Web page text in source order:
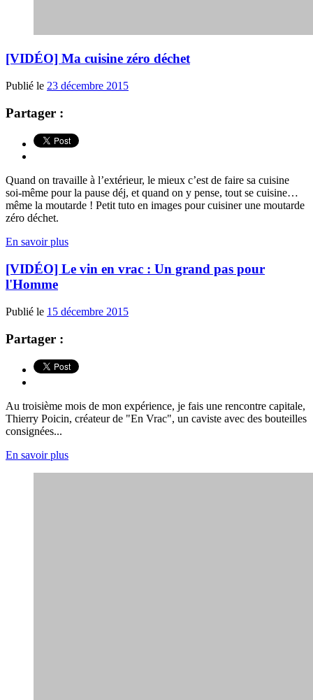
[VIDÉO] Ma cuisine zéro déchet
Publié le 23 décembre 2015
Partager :
Quand on travaille à l’extérieur, le mieux c’est de faire sa cuisine
soi-même pour la pause déj, et quand on y pense, tout se cuisine…
même la moutarde ! Petit tuto en images pour cuisiner une moutarde
zéro déchet.
En savoir plus
[VIDÉO] Le vin en vrac : Un grand pas pour
l'Homme
Publié le 15 décembre 2015
Partager :
Au troisième mois de mon expérience, je fais une rencontre capitale,
Thierry Poicin, créateur de "En Vrac", un caviste avec des bouteilles
consignées...
En savoir plus